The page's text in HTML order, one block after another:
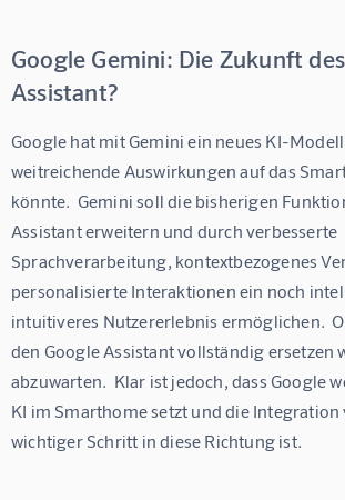
Google Gemini: Die Zukunft
Assistant?
Google hat mit Gemini ein neues KI-
weitreichende Auswirkungen auf das
könnte.  Gemini soll die bisherigen
Assistant erweitern und durch verbesserte
Sprachverarbeitung, kontextbezogenes
personalisierte Interaktionen ein noch
intuitiveres Nutzererlebnis ermöglichen.
den Google Assistant vollständig ersetzen
abzuwarten.  Klar ist jedoch, dass Google
KI im Smarthome setzt und die Integration
wichtiger Schritt in diese Richtung ist.